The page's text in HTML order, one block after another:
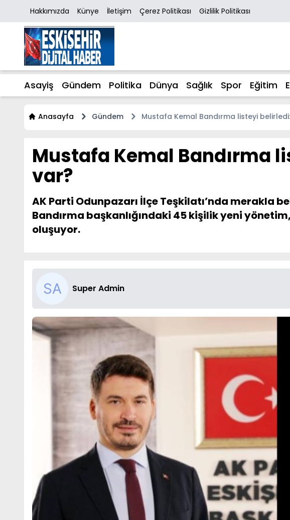
Hakkımızda Künye İletişim Çerez Politikası Gizlilik Politikası
Asayiş Gündem Politika Dünya Sağlık Spor Eğitim
Anasayfa Gündem Mustafa Kemal Bandırma listeyi
Mustafa Kemal Bandırma
var?
AK Parti Odunpazarı İlçe Teşkilatı’nda merakla
Bandırma başkanlığındaki 45 kişilik yeni
oluşuyor.
Super Admin